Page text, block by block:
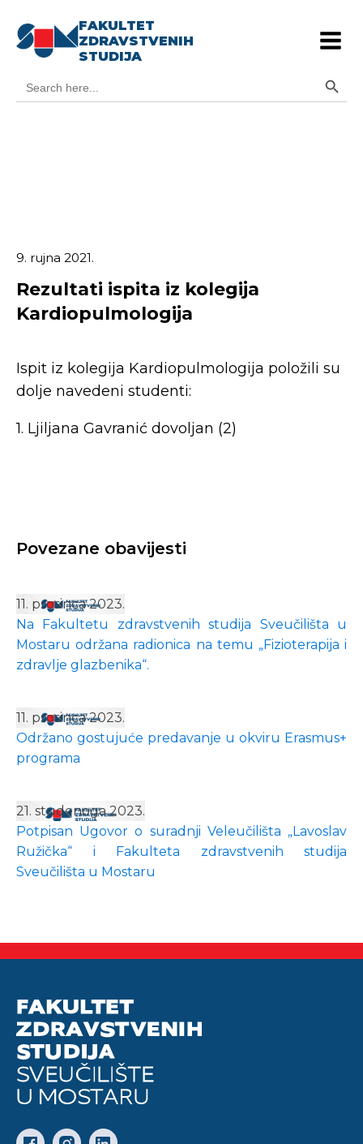
FAKULTET
ZDRAVSTVENIH
STUDIJA
for:
9. rujna 2021.
Rezultati ispita iz kolegija
Kardiopulmologija
Ispit iz kolegija Kardiopulmologija položili su
dolje navedeni studenti:
1. Ljiljana Gavranić dovoljan (2)
Povezane obavijesti
11. prosinca 2023.
Na Fakultetu zdravstvenih studija Sveučilišta u
Mostaru održana radionica na temu „Fizioterapija i
zdravlje glazbenika“.
11. prosinca 2023.
Održano gostujuće predavanje u okviru Erasmus+
programa
21. studenoga 2023.
Potpisan Ugovor o suradnji Veleučilišta „Lavoslav
Ružička“ i Fakulteta zdravstvenih studija
Sveučilišta u Mostaru